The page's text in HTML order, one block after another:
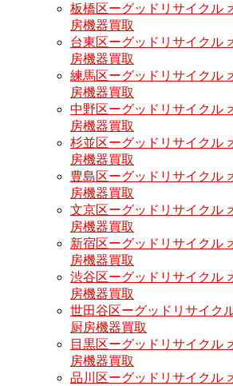
板橋区ーグッドリサイクル
房機器買取
台東区ーグッドリサイクル
房機器買取
練馬区ーグッドリサイクル
房機器買取
中野区ーグッドリサイクル
房機器買取
杉並区ーグッドリサイクル
房機器買取
豊島区ーグッドリサイクル
房機器買取
文京区ーグッドリサイクル
房機器買取
新宿区ーグッドリサイクル
房機器買取
渋谷区ーグッドリサイクル
房機器買取
世田谷区ーグッドリサイク
厨房機器買取
目黒区ーグッドリサイクル
房機器買取
品川区ーグッドリサイクル